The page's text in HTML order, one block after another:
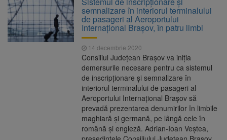
Ormeniș
6 august 2026
AUR a lansat platforma
suspeND.ro pentru urmărirea inițiativei de
suspendare a președintelui Nicușor Dan
6 august 2026
Înalta Curte analizează
dosarul lui Călin Georgescu și Horațiu Potra.
Judecătorii decid dacă începe procesul
Strategia națională pentru
biodiversitate 2026-2030, adoptată de Senat.
Proiectul merge la promulgare
semnalizare în interiorul terminalului
de pasageri al Aeroportului
Internaţional Braşov, în patru limbi
14 decembrie 2020
Consiliul Judeţean Braşov va iniţia
demersurile necesare pentru ca sistemul
de inscripţionare şi semnalizare în
interiorul terminalului de pasageri al
Aeroportului Internaţional Braşov să
prevadă prezentarea denumirilor în limbile
maghiară şi germană, pe lângă cele în
română şi engleză. Adrian-Ioan Veştea,